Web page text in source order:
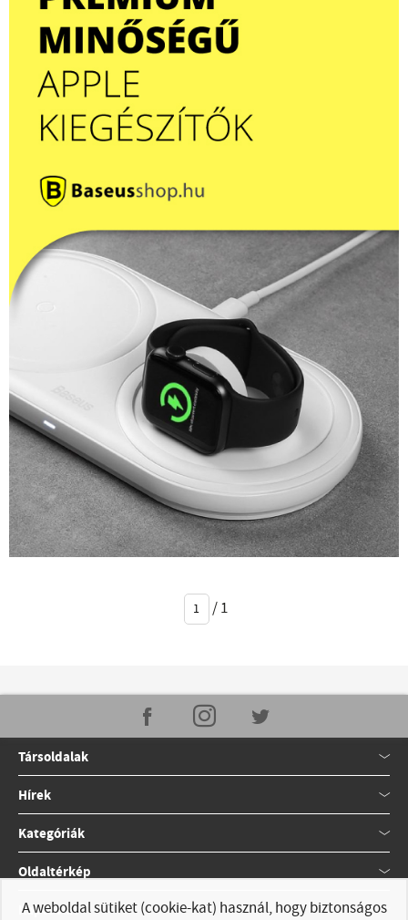
/1
Társoldalak
Hírek
Kategóriák
Oldaltérkép
Kapcsolat
A weboldal sütiket (cookie-kat) használ, hogy biztonságos